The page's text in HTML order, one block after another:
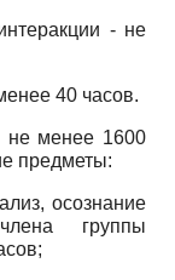
- не
40 часов.
менее 1600
предметы:
осознание
группы